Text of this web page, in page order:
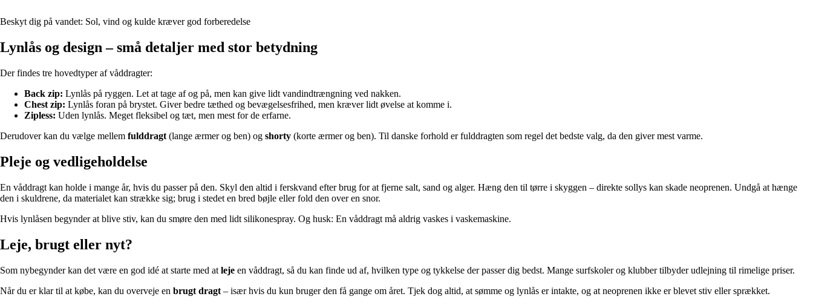
Beskyt dig på vandet: Sol, vind og kulde kræver god forberedelse
Lynlås og design – små detaljer med stor betydning
Der findes tre hovedtyper af våddragter:
Back zip: Lynlås på ryggen. Let at tage af og på, men kan give lidt vandindtrængning ved nakken.
Chest zip: Lynlås foran på brystet. Giver bedre tæthed og bevægelsesfrihed, men kræver lidt øvelse at komme i.
Zipless: Uden lynlås. Meget fleksibel og tæt, men mest for de erfarne.
Derudover kan du vælge mellem fulddragt (lange ærmer og ben) og shorty (korte ærmer og ben). Til danske forhold er fulddragten som regel det bedste valg, da den giver mest varme.
Pleje og vedligeholdelse
En våddragt kan holde i mange år, hvis du passer på den. Skyl den altid i ferskvand efter brug for at fjerne salt, sand og alger. Hæng den til tørre i skyggen – direkte sollys kan skade neoprenen. Undgå at hænge
den i skuldrene, da materialet kan strække sig; brug i stedet en bred bøjle eller fold den over en snor.
Hvis lynlåsen begynder at blive stiv, kan du smøre den med lidt silikonespray. Og husk: En våddragt må aldrig vaskes i vaskemaskine.
Leje, brugt eller nyt?
Som nybegynder kan det være en god idé at starte med at leje en våddragt, så du kan finde ud af, hvilken type og tykkelse der passer dig bedst. Mange surfskoler og klubber tilbyder udlejning til rimelige priser.
Når du er klar til at købe, kan du overveje en brugt dragt – især hvis du kun bruger den få gange om året. Tjek dog altid, at sømme og lynlås er intakte, og at neoprenen ikke er blevet stiv eller sprækket.